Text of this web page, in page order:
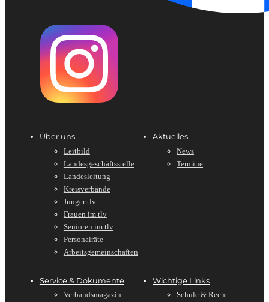
Über uns
Leitbild
Landesgeschäftsstelle
Landesleitung
Kreisverbände
Junger tlv
Frauen im tlv
Senioren im tlv
Personalräte
Arbeitsgemeinschaften
Aktuelles
News
Termine
Service & Dokumente
Verbandsmagazin
Wichtige Links
Schule & Recht